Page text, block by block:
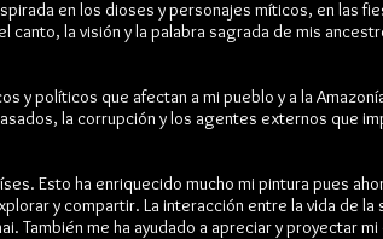
en los dioses y personajes míticos, en las
canto, la visión y la palabra sagrada de mis
y políticos que afectan a mi pueblo y a la
la corrupción y los agentes externos que
Esto ha enriquecido mucho mi pintura pues
y compartir. La interacción entre la vida de la
También me ha ayudado a apreciar y proyectar